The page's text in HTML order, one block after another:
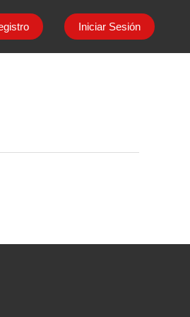
Iniciar Sesión